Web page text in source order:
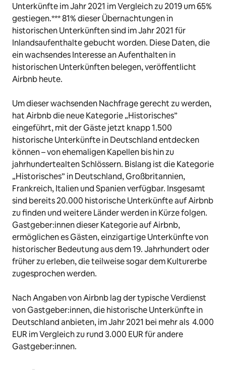
Unterkünfte im Jahr 2021 im Vergleich zu 2019 um 65%
gestiegen.*** 81% dieser Übernachtungen in
historischen Unterkünften sind im Jahr 2021 für
Inlandsaufenthalte gebucht worden. Diese Daten, die
ein wachsendes Interesse an Aufenthalten in
historischen Unterkünften belegen, veröffentlicht
Airbnb heute.
Um dieser wachsenden Nachfrage gerecht zu werden,
hat Airbnb die neue Kategorie „Historisches”
eingeführt, mit der Gäste jetzt knapp 1.500
historische Unterkünfte in Deutschland entdecken
können – von ehemaligen Kapellen bis hin zu
jahrhundertealten Schlössern. Bislang ist die Kategorie
„Historisches” in Deutschland, Großbritannien,
Frankreich, Italien und Spanien verfügbar. Insgesamt
sind bereits 20.000 historische Unterkünfte auf Airbnb
zu finden und weitere Länder werden in Kürze folgen.
Gastgeber:innen dieser Kategorie auf Airbnb,
ermöglichen es Gästen, einzigartige Unterkünfte von
historischer Bedeutung aus dem 19. Jahrhundert oder
früher zu erleben, die teilweise sogar dem Kulturerbe
zugesprochen werden.
Nach Angaben von Airbnb lag der typische Verdienst
von Gastgeber:innen, die historische Unterkünfte in
Deutschland anbieten, im Jahr 2021 bei mehr als 4.000
EUR im Vergleich zu rund 3.000 EUR für andere
Gastgeber:innen.